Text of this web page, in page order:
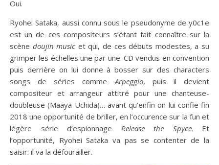
Oui.
Ryohei Sataka, aussi connu sous le pseudonyme de y0c1e
est un de ces compositeurs s’étant fait connaître sur la
scène doujin music et qui, de ces débuts modestes, a su
grimper les échelles une par une: CD vendus en convention
puis derrière on lui donne à bosser sur des characters
songs de séries commeArpeggio, puis il devient
compositeur et arrangeur attitré pour une chanteuse-
doubleuse (Maaya Uchida)… avant qu’enfin on lui confie fin
2018 une opportunité de briller, en l’occurence sur la fun et
légère série d’espionnage Release the Spyce. Et
l’opportunité, Ryohei Sataka va pas se contenter de la
saisir: il va la défourailler.